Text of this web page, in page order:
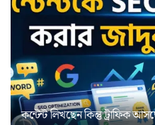
কন্টেন্ট লিখছেন কিন্তু ট্রাফিক